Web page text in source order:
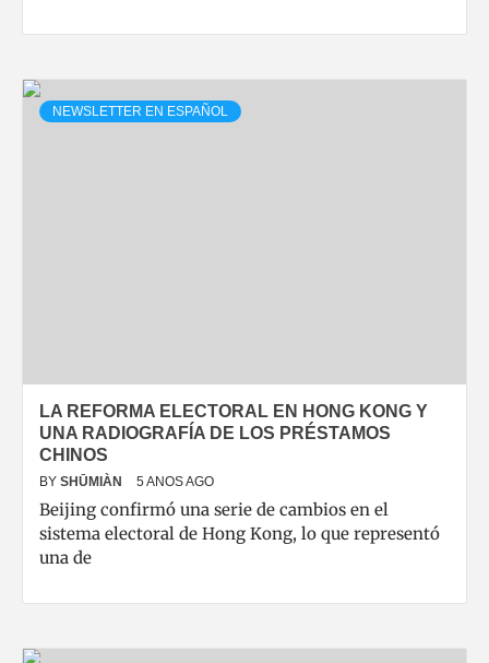
NEWSLETTER EN ESPAÑOL
LA REFORMA ELECTORAL EN HONG KONG Y
UNA RADIOGRAFÍA DE LOS PRÉSTAMOS
CHINOS
BY SHŪMIÀN 5 ANOS AGO
Beijing confirmó una serie de cambios en el
sistema electoral de Hong Kong, lo que representó
una de